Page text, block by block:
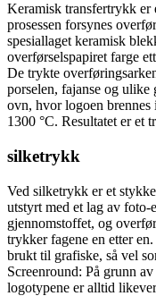
Keramisk transfertrykk er
prosessen forsynes
spesiallaget keramisk
overførselspapiret farge
De trykte
porselen, fajanse og ulike
ovn, hvor logoen brennes
1300 °C. Resultatet er et
silketrykk
Ved silketrykk er et
utstyrt med et lag av
gjennomstoffet, og
trykker fagene en etter
brukt til grafiske, så vel
Screenround: På grunn
logotypene er alltid